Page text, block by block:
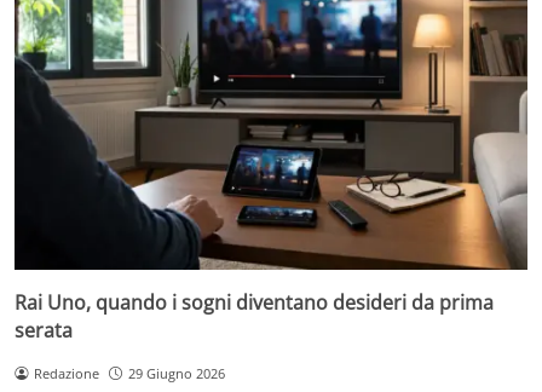
Rai Uno, quando i sogni diventano desideri da prima
serata
Redazione 29 Giugno 2026